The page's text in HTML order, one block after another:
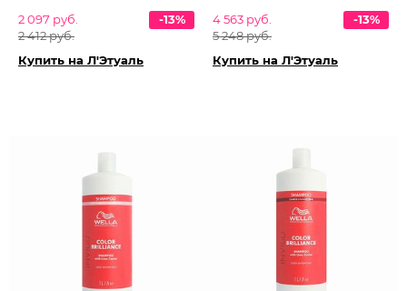
2 097 руб.
2 412 руб.
-13%
Купить на Л'Этуаль
4 563 руб.
5 248 руб.
-13%
Купить на Л'Этуаль